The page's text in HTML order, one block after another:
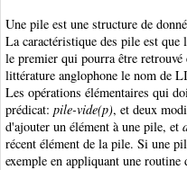
Une pile est une structure de
La caractéristique des pile est que
le premier qui pourra être
littérature anglophone le nom de
Les opérations élémentaires qui
prédicat: pile-vide(p), et deux
d'ajouter un élément à une pile, et
récent élément de la pile. Si une
exemple en appliquant une routine